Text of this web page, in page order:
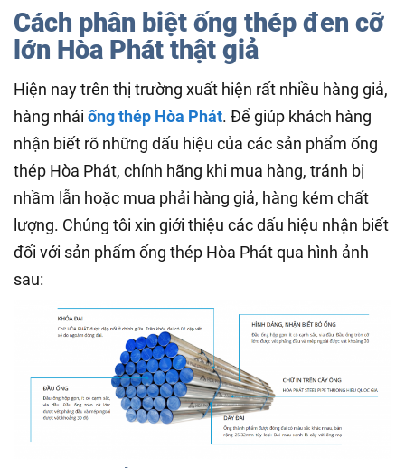
Cách phân biệt ống thép đen cỡ
lớn Hòa Phát thật giả
Hiện nay trên thị trường xuất hiện rất nhiều hàng giả,
hàng nhái ống thép Hòa Phát. Để giúp khách hàng
nhận biết rõ những dấu hiệu của các sản phẩm ống
thép Hòa Phát, chính hãng khi mua hàng, tránh bị
nhầm lẫn hoặc mua phải hàng giả, hàng kém chất
lượng. Chúng tôi xin giới thiệu các dấu hiệu nhận biết
đối với sản phẩm ống thép Hòa Phát qua hình ảnh
sau: